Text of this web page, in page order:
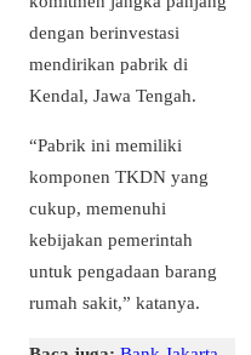
dengan berinvestasi
mendirikan pabrik di
Kendal, Jawa Tengah.
“Pabrik ini memiliki
komponen TKDN yang
cukup, memenuhi
kebijakan pemerintah
untuk pengadaan barang
rumah sakit,” katanya.